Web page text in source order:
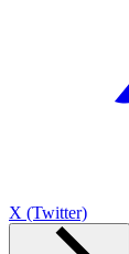
X (Twitter)